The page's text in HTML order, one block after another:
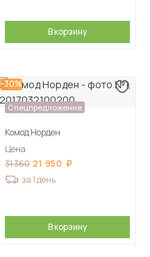
В корзину
-30%
Спецпредложение
Комод Норден
Цена
31 360 21 950
за 1 день
В корзину